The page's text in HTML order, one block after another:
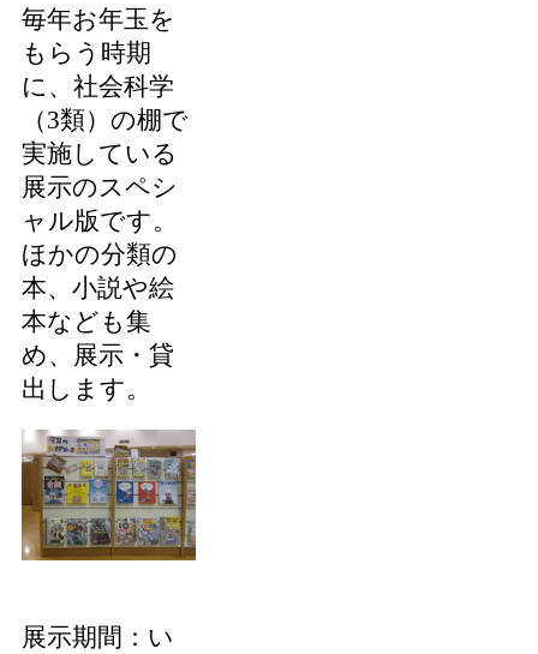
毎年お年玉を
もらう時期
に、社会科学
（3類）の棚で
実施している
展示のスペシ
ャル版です。
ほかの分類の
本、小説や絵
本なども集
め、展示・貸
出します。
展示期間：い